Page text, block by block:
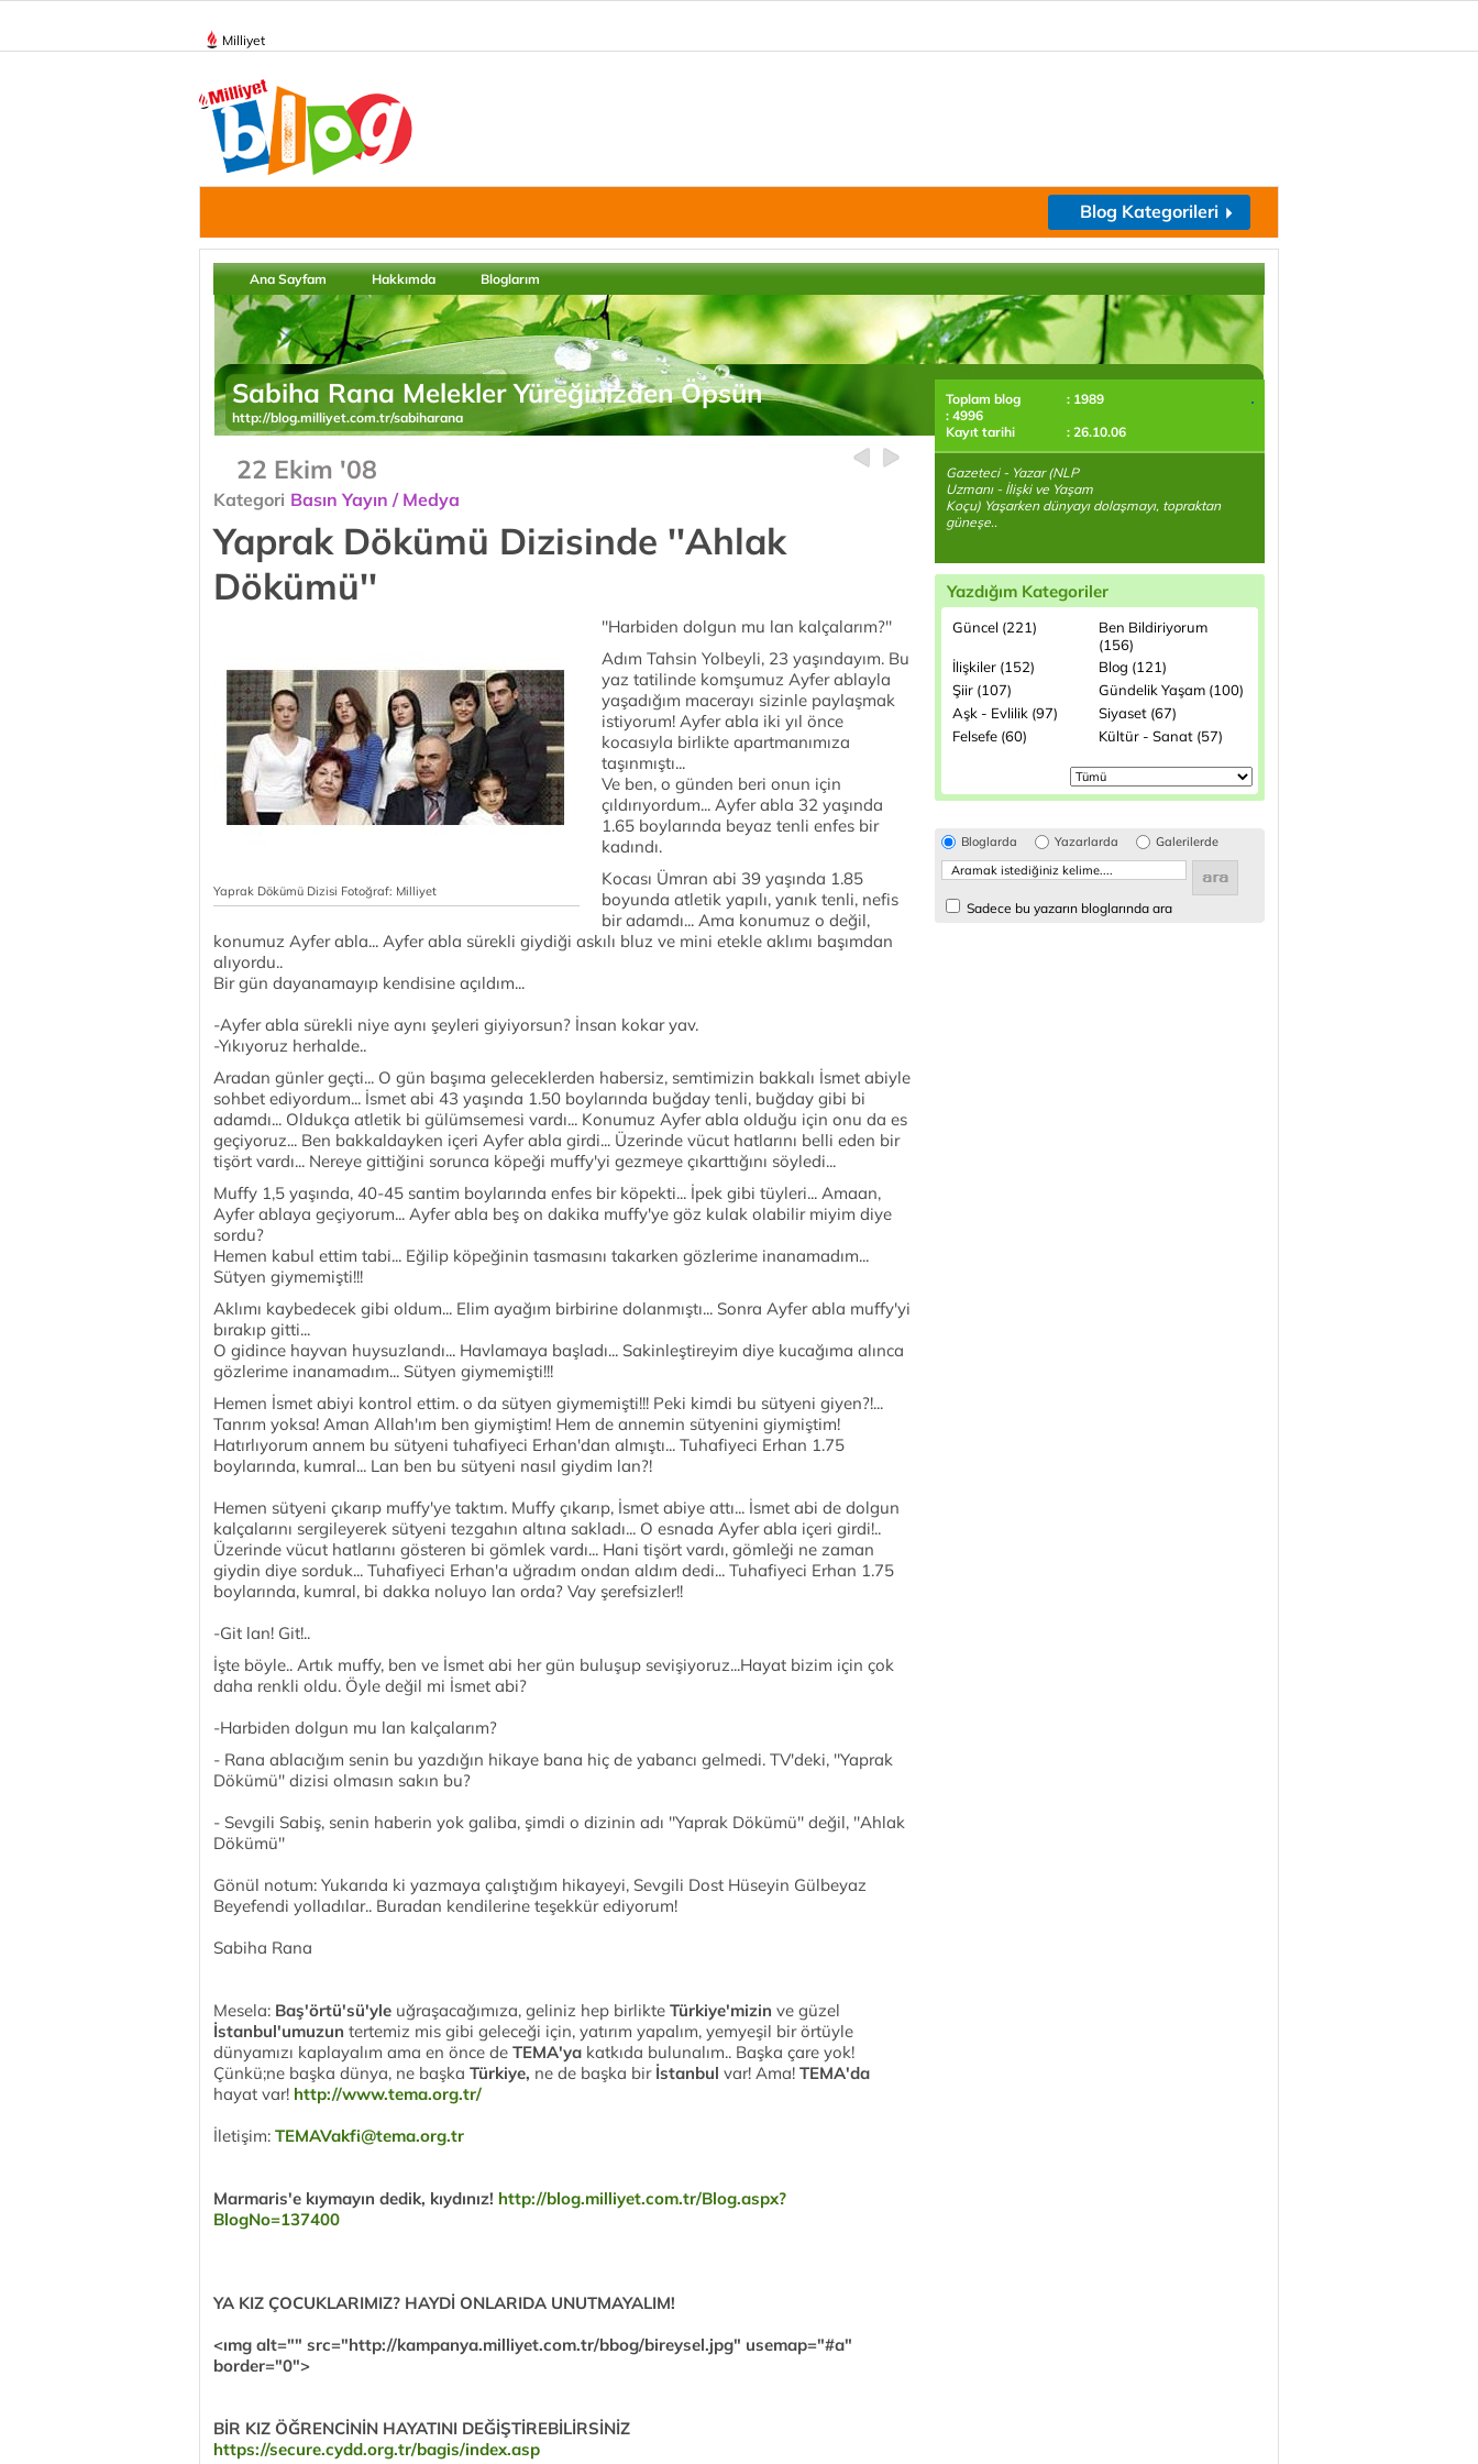
Milliyet
Blog Kategorileri
Ana Sayfam Hakkımda Bloglarım
Sabiha Rana Melekler Yüreğinizden Öpsün
http://blog.milliyet.com.tr/sabiharana
22 Ekim '08
Kategori Basın Yayın / Medya
Yaprak Dökümü Dizisinde ''Ahlak
Dökümü''
Yaprak Dökümü Dizisi Fotoğraf: Milliyet
''Harbiden dolgun mu lan kalçalarım?''
Adım Tahsin Yolbeyli, 23 yaşındayım. Bu
yaz tatilinde komşumuz Ayfer ablayla
yaşadığım macerayı sizinle paylaşmak
istiyorum! Ayfer abla iki yıl önce
kocasıyla birlikte apartmanımıza
taşınmıştı...
Ve ben, o günden beri onun için
çıldırıyordum... Ayfer abla 32 yaşında
1.65 boylarında beyaz tenli enfes bir
kadındı.
Kocası Ümran abi 39 yaşında 1.85
boyunda atletik yapılı, yanık tenli, nefis
bir adamdı... Ama konumuz o değil,
konumuz Ayfer abla... Ayfer abla sürekli giydiği askılı bluz ve mini etekle aklımı başımdan
alıyordu..
Bir gün dayanamayıp kendisine açıldım...
-Ayfer abla sürekli niye aynı şeyleri giyiyorsun? İnsan kokar yav.
-Yıkıyoruz herhalde..
Aradan günler geçti... O gün başıma geleceklerden habersiz, semtimizin bakkalı İsmet abiyle
sohbet ediyordum... İsmet abi 43 yaşında 1.50 boylarında buğday tenli, buğday gibi bi
adamdı... Oldukça atletik bi gülümsemesi vardı... Konumuz Ayfer abla olduğu için onu da es
geçiyoruz... Ben bakkaldayken içeri Ayfer abla girdi... Üzerinde vücut hatlarını belli eden bir
tişört vardı... Nereye gittiğini sorunca köpeği muffy'yi gezmeye çıkarttığını söyledi...
Muffy 1,5 yaşında, 40-45 santim boylarında enfes bir köpekti... İpek gibi tüyleri... Amaan,
Ayfer ablaya geçiyorum... Ayfer abla beş on dakika muffy'ye göz kulak olabilir miyim diye
sordu?
Hemen kabul ettim tabi... Eğilip köpeğinin tasmasını takarken gözlerime inanamadım...
Sütyen giymemişti!!!
Aklımı kaybedecek gibi oldum... Elim ayağım birbirine dolanmıştı... Sonra Ayfer abla muffy'yi
bırakıp gitti...
O gidince hayvan huysuzlandı... Havlamaya başladı... Sakinleştireyim diye kucağıma alınca
gözlerime inanamadım... Sütyen giymemişti!!!
Hemen İsmet abiyi kontrol ettim. o da sütyen giymemişti!!! Peki kimdi bu sütyeni giyen?!...
Tanrım yoksa! Aman Allah'ım ben giymiştim! Hem de annemin sütyenini giymiştim!
Hatırlıyorum annem bu sütyeni tuhafiyeci Erhan'dan almıştı... Tuhafiyeci Erhan 1.75
boylarında, kumral... Lan ben bu sütyeni nasıl giydim lan?!
Hemen sütyeni çıkarıp muffy'ye taktım. Muffy çıkarıp, İsmet abiye attı... İsmet abi de dolgun
kalçalarını sergileyerek sütyeni tezgahın altına sakladı... O esnada Ayfer abla içeri girdi!..
Üzerinde vücut hatlarını gösteren bi gömlek vardı... Hani tişört vardı, gömleği ne zaman
giydin diye sorduk... Tuhafiyeci Erhan'a uğradım ondan aldım dedi... Tuhafiyeci Erhan 1.75
boylarında, kumral, bi dakka noluyo lan orda? Vay şerefsizler!!
-Git lan! Git!..
İşte böyle.. Artık muffy, ben ve İsmet abi her gün buluşup sevişiyoruz...Hayat bizim için çok
daha renkli oldu. Öyle değil mi İsmet abi?
-Harbiden dolgun mu lan kalçalarım?
- Rana ablacığım senin bu yazdığın hikaye bana hiç de yabancı gelmedi. TV'deki, ''Yaprak
Dökümü'' dizisi olmasın sakın bu?
- Sevgili Sabiş, senin haberin yok galiba, şimdi o dizinin adı ''Yaprak Dökümü'' değil, ''Ahlak
Dökümü''
Gönül notum: Yukarıda ki yazmaya çalıştığım hikayeyi, Sevgili Dost Hüseyin Gülbeyaz
Beyefendi yolladılar.. Buradan kendilerine teşekkür ediyorum!
Sabiha Rana
Mesela: Baş'örtü'sü'yle uğraşacağımıza, geliniz hep birlikte Türkiye'mizin ve güzel
İstanbul'umuzun tertemiz mis gibi geleceği için, yatırım yapalım, yemyeşil bir örtüyle
dünyamızı kaplayalım ama en önce de TEMA'ya katkıda bulunalım.. Başka çare yok!
Çünkü;ne başka dünya, ne başka Türkiye, ne de başka bir İstanbul var! Ama! TEMA'da
hayat var! http://www.tema.org.tr/
İletişim: TEMAVakfi@tema.org.tr
Marmaris'e kıymayın dedik, kıydınız! http://blog.milliyet.com.tr/Blog.aspx?
BlogNo=137400
YA KIZ ÇOCUKLARIMIZ? HAYDİ ONLARIDA UNUTMAYALIM!
<ımg alt="" src="http://kampanya.milliyet.com.tr/bbog/bireysel.jpg" usemap="#a"
border="0">
BİR KIZ ÖĞRENCİNİN HAYATINI DEĞİŞTİREBİLİRSİNİZ
https://secure.cydd.org.tr/bagis/index.asp
Toplam blog
: 1989
: 4996
Kayıt tarihi
: 26.10.06
Gazeteci - Yazar (NLP
Uzmanı - İlişki ve Yaşam
Koçu) Yaşarken dünyayı dolaşmayı, topraktan
güneşe..
Yazdığım Kategoriler
Güncel (221) Ben Bildiriyorum
(156)
İlişkiler (152)
Blog (121)
Şiir (107)
Gündelik Yaşam (100)
Aşk - Evlilik (97)
Siyaset (67)
Felsefe (60)
Kültür - Sanat (57)
Bloglarda Yazarlarda Galerilerde
Sadece bu yazarın bloglarında ara